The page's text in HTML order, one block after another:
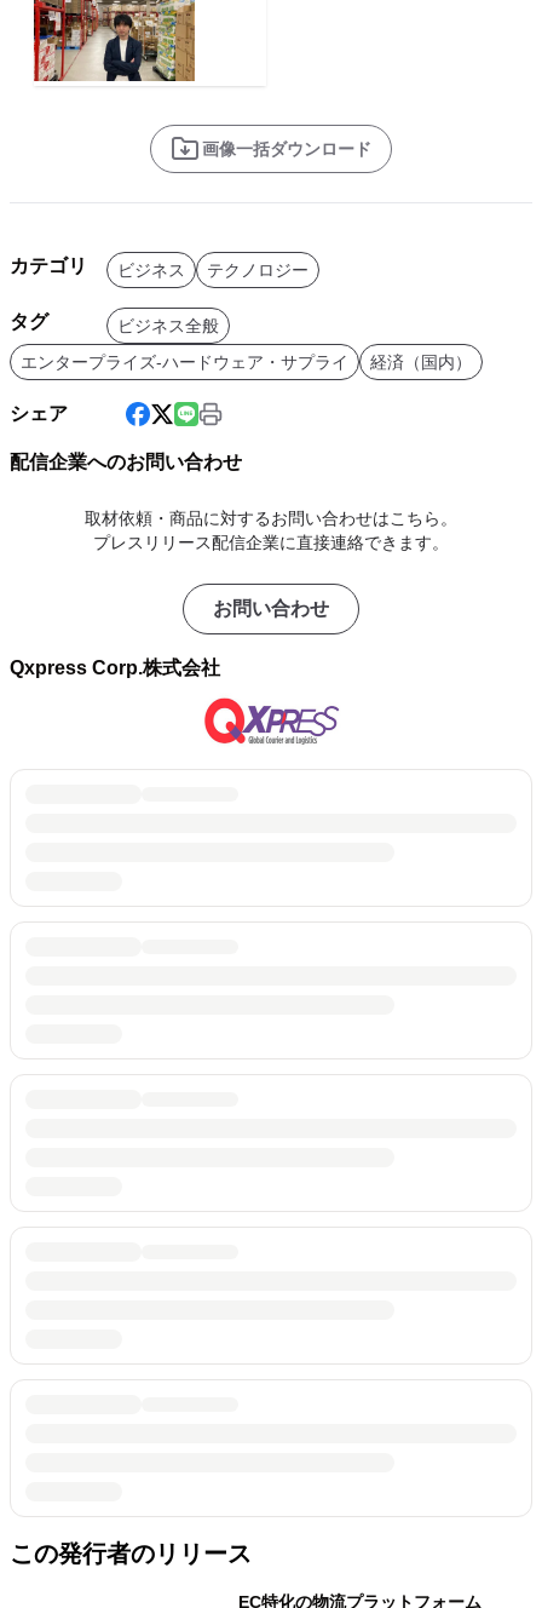
画像一括ダウンロード
カテゴリ ビジネス テクノロジー
タグ
ビジネス全般
エンタープライズ-ハードウェア・サプライ
経済（国内）
シェア
配信企業へのお問い合わせ
取材依頼・商品に対するお問い合わせはこちら。
プレスリリース配信企業に直接連絡できます。
お問い合わせ
Qxpress Corp.株式会社
この発行者のリリース
EC特化の物流プラットフォーム